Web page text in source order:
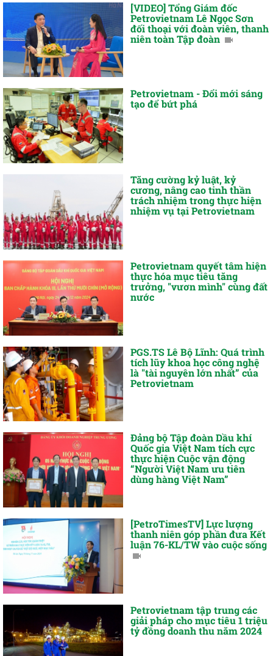
[VIDEO] Tổng Giám đốc
Petrovietnam Lê Ngọc Sơn
đối thoại với đoàn viên, thanh
niên toàn Tập đoàn
Petrovietnam - Đổi mới sáng
tạo để bứt phá
Tăng cường kỷ luật, kỷ
cương, nâng cao tinh thần
trách nhiệm trong thực hiện
nhiệm vụ tại Petrovietnam
Petrovietnam quyết tâm hiện
thực hóa mục tiêu tăng
trưởng, "vươn mình" cùng đất
nước
PGS.TS Lê Bộ Lĩnh: Quá trình
tích lũy khoa học công nghệ
là "tài nguyên lớn nhất” của
Petrovietnam
Đảng bộ Tập đoàn Dầu khí
Quốc gia Việt Nam tích cực
thực hiện Cuộc vận động
“Người Việt Nam ưu tiên
dùng hàng Việt Nam”
[PetroTimesTV] Lực lượng
thanh niên góp phần đưa Kết
luận 76-KL/TW vào cuộc sống
Petrovietnam tập trung các
giải pháp cho mục tiêu 1 triệu
tỷ đồng doanh thu năm 2024